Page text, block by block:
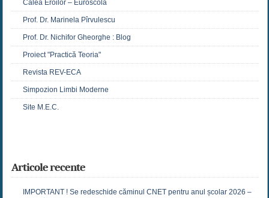
Calea Eroilor – Euroscola
Prof. Dr. Marinela Pîrvulescu
Prof. Dr. Nichifor Gheorghe : Blog
Proiect "Practică Teoria"
Revista REV-ECA
Simpozion Limbi Moderne
Site M.E.C.
Articole recente
IMPORTANT ! Se redeschide căminul CNET pentru anul școlar 2026 –